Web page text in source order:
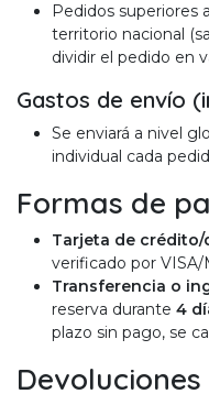
Pedidos superiores
territorio nacional
dividir el pedido en
Gastos de envío
Se enviará a nivel
individual cada
Formas de
Tarjeta de
verificado por VISA/
Transferencia o
reserva durante 4
plazo sin pago, se
Devoluciones